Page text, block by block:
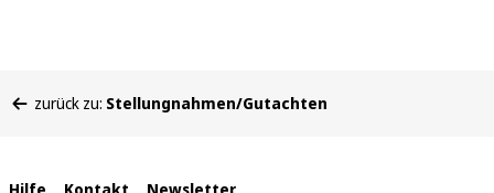
befinden
zurück zu: Stellungnahmen/Gutachten